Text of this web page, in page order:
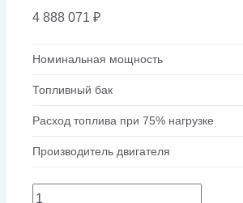
4 888 071 ₽
Номинальная мощность
Топливный бак
Расход топлива при 75% нагрузке
Производитель двигателя
Количество